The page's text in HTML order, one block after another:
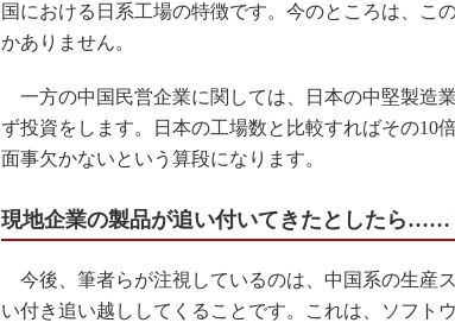
国における日系工場の特徴です。今のところは、こ
かありません。
一方の中国民営企業に関しては、日本の中堅製造
ず投資をします。日本の工場数と比較すればその10
面事欠かないという算段になります。
現地企業の製品が追い付いてきたとしたら……
今後、筆者らが注視しているのは、中国系の生産
い付き追い越ししてくることです。これは、ソフト